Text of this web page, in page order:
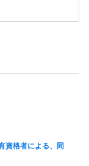
資格者による、同